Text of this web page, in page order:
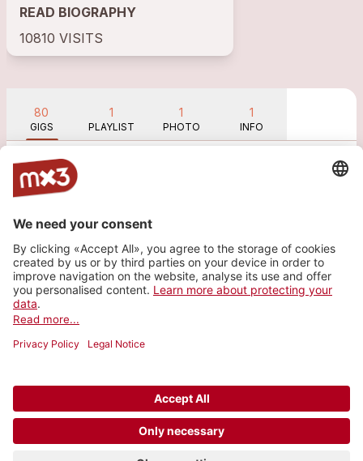
populaire, chorales) et de toute
la...
READ BIOGRAPHY
10810 VISITS
80
GIGS
1
PLAYLIST
1
PHOTO
1
INFO
Show past gigs (80)
Site web